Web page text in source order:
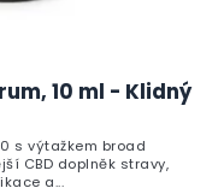
10 ml - Klidný
s výtažkem broad
CBD doplněk stravy,
a...